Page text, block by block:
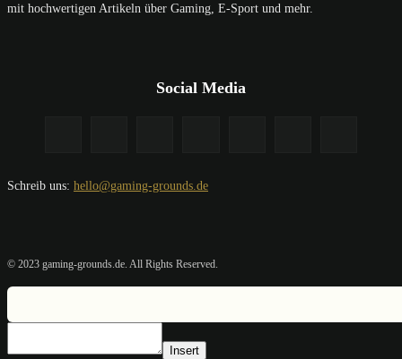
mit hochwertigen Artikeln über Gaming, E-Sport und mehr.
Social Media
Schreib uns: hello@gaming-grounds.de
© 2023 gaming-grounds.de. All Rights Reserved.
Insert